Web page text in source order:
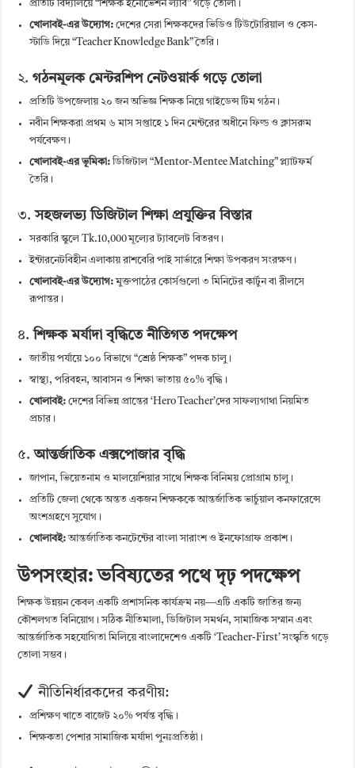
প্রতিটি বিদ্যালয়ে “শিক্ষক ইনোভেশন ল্যাব” গড়ে তোলা।
খোলাবই-এর উদ্যোগ: দেশের সেরা শিক্ষকদের ভিডিও টিউটোরিয়াল ও কেস-
স্টাডি দিয়ে “Teacher Knowledge Bank” তৈরি।
২.গঠনমূলক মেন্টরশিপ নেটওয়ার্ক গড়ে তোলা
প্রতিটি উপজেলায় ২০ জন অভিজ্ঞ শিক্ষক নিয়ে গাইডেন্স টিম গঠন।
নবীন শিক্ষকরা প্রথম ৬ মাস সপ্তাহে ১ দিন মেন্টরের অধীনে ফিল্ড ও ক্লাসরুম
পর্যবেক্ষণ।
খোলাবই-এর ভূমিকা:ডিজিটাল “Mentor-Mentee Matching” প্ল্যাটফর্ম
তৈরি।
৩.সহজলভ্য ডিজিটাল শিক্ষা প্রযুক্তির বিস্তার
সরকারি স্কুলে Tk.10,000 মূল্যের ট্যাবলেট বিতরণ।
ইন্টারনেটবিহীন এলাকায় রাশবেরি পাই সার্ভারে শিক্ষা উপকরণ সংরক্ষণ।
খোলাবই-এর উদ্যোগ:মুক্তপাঠের কোর্সগুলো ৩ মিনিটের কার্টুন বা রীলসে
রূপান্তর।
৪.শিক্ষক মর্যাদা বৃদ্ধিতে নীতিগত পদক্ষেপ
জাতীয় পর্যায়ে ১০০ বিভাগে “শ্রেষ্ঠ শিক্ষক” পদক চালু।
স্বাস্থ্য, পরিবহন, আবাসন ও শিক্ষা ভাতায় ৫০% বৃদ্ধি।
খোলাবই: দেশের বিভিন্ন প্রান্তের ‘Hero Teacher’দের সাফল্যগাথা নিয়মিত
প্রচার।
৫.আন্তর্জাতিক এক্সপোজার বৃদ্ধি
জাপান, ভিয়েতনাম ও মালয়েশিয়ার সাথে শিক্ষক বিনিময় প্রোগ্রাম চালু।
প্রতিটি জেলা থেকে অন্তত একজন শিক্ষককে আন্তর্জাতিক ভার্চুয়াল কনফারেন্সে
অংশগ্রহণে সুযোগ।
খোলাবই:আন্তর্জাতিক কনটেন্টের বাংলা সারাংশ ও ইনফোগ্রাফ প্রকাশ।
উপসংহার: ভবিষ্যতের পথে দৃঢ় পদক্ষেপ
শিক্ষক উন্নয়ন কেবল একটি প্রশাসনিক কার্যক্রম নয়—এটি একটি জাতির জন্য
কৌশলগত বিনিয়োগ। সঠিক নীতিমালা, ডিজিটাল সমর্থন, সামাজিক সম্মান এবং
আন্তর্জাতিক সহযোগিতা মিলিয়ে বাংলাদেশেও একটি ‘Teacher-First’ সংস্কৃতি গড়ে
তোলা সম্ভব।
নীতিনির্ধারকদের করণীয়:
প্রশিক্ষণ খাতে বাজেট ২০% পর্যন্ত বৃদ্ধি।
শিক্ষকতা পেশার সামাজিক মর্যাদা পুনঃপ্রতিষ্ঠা।